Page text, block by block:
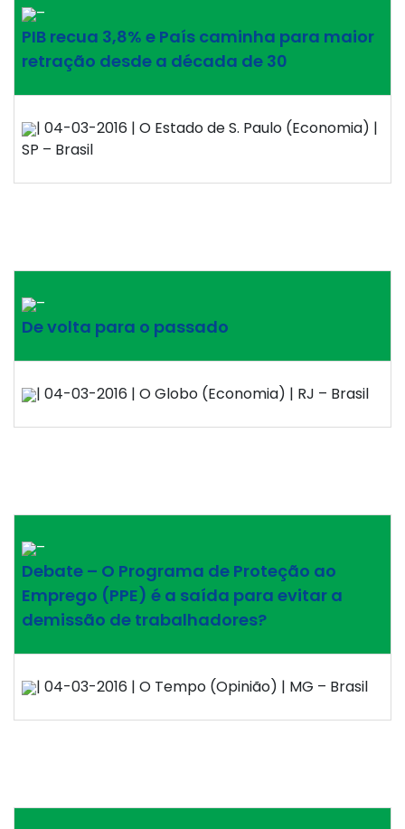
–
PIB recua 3,8% e País caminha para maior
retração desde a década de 30
| 04-03-2016 | O Estado de S. Paulo (Economia) |
SP – Brasil
–
De volta para o passado
| 04-03-2016 | O Globo (Economia) | RJ – Brasil
–
Debate – O Programa de Proteção ao
Emprego (PPE) é a saída para evitar a
demissão de trabalhadores?
| 04-03-2016 | O Tempo (Opinião) | MG – Brasil